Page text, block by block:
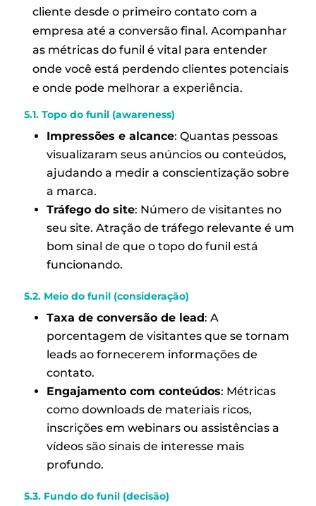
cliente desde o primeiro contato com a
empresa até a conversão final. Acompanhar
as métricas do funil é vital para entender
onde você está perdendo clientes potenciais
e onde pode melhorar a experiência.
5.1. Topo do funil (awareness)
Impressões e alcance: Quantas pessoas
visualizaram seus anúncios ou conteúdos,
ajudando a medir a conscientização sobre
a marca.
Tráfego do site: Número de visitantes no
seu site. Atração de tráfego relevante é um
bom sinal de que o topo do funil está
funcionando.
5.2. Meio do funil (consideração)
Taxa de conversão de lead: A
porcentagem de visitantes que se tornam
leads ao fornecerem informações de
contato.
Engajamento com conteúdos: Métricas
como downloads de materiais ricos,
inscrições em webinars ou assistências a
vídeos são sinais de interesse mais
profundo.
5.3. Fundo do funil (decisão)